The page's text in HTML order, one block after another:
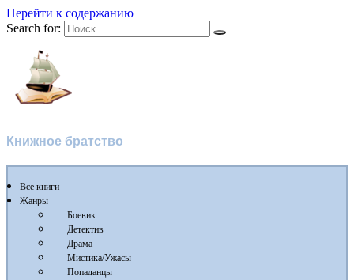
Перейти к содержанию
Search for:
Книжное братство
Все книги
Жанры
Боевик
Детектив
Драма
Мистика/Ужасы
Попаданцы